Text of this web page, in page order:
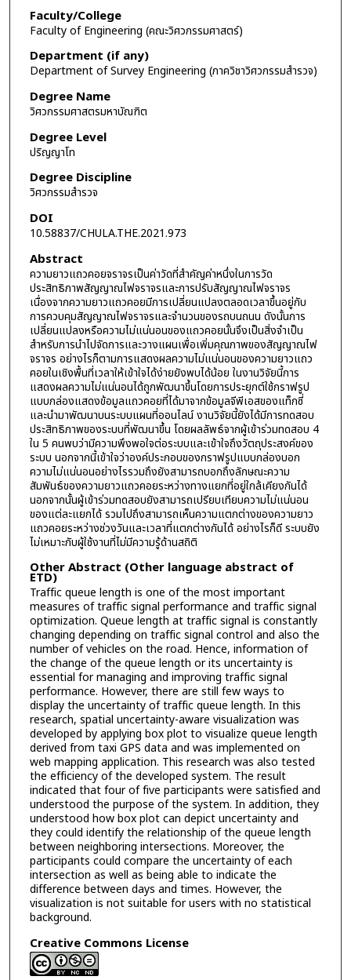
Faculty/College
Faculty of Engineering (คณะวิศวกรรมศาสตร์)
Department (if any)
Department of Survey Engineering (ภาควิชาวิศวกรรมสำรวจ)
Degree Name
วิศวกรรมศาสตรมหาบัณฑิต
Degree Level
ปริญญาโท
Degree Discipline
วิศวกรรมสำรวจ
DOI
10.58837/CHULA.THE.2021.973
Abstract
ความยาวแถวคอยจราจรเป็นค่าวัดที่สำคัญค่าหนึ่งในการวัด
ประสิทธิภาพสัญญาณไฟจราจรและการปรับสัญญาณไฟจราจร
เนื่องจากความยาวแถวคอยมีการเปลี่ยนแปลงตลอดเวลาขึ้นอยู่กับ
การควบคุมสัญญาณไฟจราจรและจำนวนของรถบนถนน ดังนั้นการ
เปลี่ยนแปลงหรือความไม่แน่นอนของแถวคอยนั้นจึงเป็นสิ่งจำเป็น
สำหรับการนำไปจัดการและวางแผนเพื่อเพิ่มคุณภาพของสัญญาณไฟ
จราจร อย่างไรก็ตามการแสดงผลความไม่แน่นอนของความยาวแถว
คอยในเชิงพื้นที่เวลาให้เข้าใจได้ง่ายยังพบได้น้อย ในงานวิจัยนี้การ
แสดงผลความไม่แน่นอนได้ถูกพัฒนาขึ้นโดยการประยุกต์ใช้กราฟรูป
แบบกล่องแสดงข้อมูลแถวคอยที่ได้มาจากข้อมูลจีพีเอสของแท็กซี่
และนำมาพัฒนาบนระบบแผนที่ออนไลน์ งานวิจัยนี้ยังได้มีการทดสอบ
ประสิทธิภาพของระบบที่พัฒนาขึ้น โดยผลลัพธ์จากผู้เข้าร่วมทดสอบ 4
ใน 5 คนพบว่ามีความพึงพอใจต่อระบบและเข้าใจถึงวัตถุประสงค์ของ
ระบบ นอกจากนี้เข้าใจว่าองค์ประกอบของกราฟรูปแบบกล่องบอก
ความไม่แน่นอนอย่างไรรวมถึงยังสามารถบอกถึงลักษณะความ
สัมพันธ์ของความยาวแถวคอยระหว่างทางแยกที่อยู่ใกล้เคียงกันได้
นอกจากนั้นผู้เข้าร่วมทดสอบยังสามารถเปรียบเทียบความไม่แน่นอน
ของแต่ละแยกได้ รวมไปถึงสามารถเห็นความแตกต่างของความยาว
แถวคอยระหว่างช่วงวันและเวลาที่แตกต่างกันได้ อย่างไรก็ดี ระบบยัง
ไม่เหมาะกับผู้ใช้งานที่ไม่มีความรู้ด้านสถิติ
Other Abstract (Other language abstract of
ETD)
Traffic queue length is one of the most important
measures of traffic signal performance and traffic signal
optimization. Queue length at traffic signal is constantly
changing depending on traffic signal control and also the
number of vehicles on the road. Hence, information of
the change of the queue length or its uncertainty is
essential for managing and improving traffic signal
performance. However, there are still few ways to
display the uncertainty of traffic queue length. In this
research, spatial uncertainty-aware visualization was
developed by applying box plot to visualize queue length
derived from taxi GPS data and was implemented on
web mapping application. This research was also tested
the efficiency of the developed system. The result
indicated that four of five participants were satisfied and
understood the purpose of the system. In addition, they
understood how box plot can depict uncertainty and
they could identify the relationship of the queue length
between neighboring intersections. Moreover, the
participants could compare the uncertainty of each
intersection as well as being able to indicate the
difference between days and times. However, the
visualization is not suitable for users with no statistical
background.
Creative Commons License